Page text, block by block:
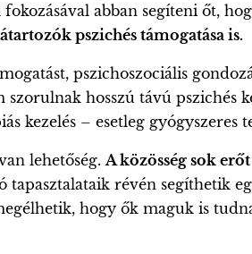
abban segíteni őt,
pszichés támogatása is.
pszichoszociális
hosszú távú pszichés
kezelés – esetleg gyógyszeres
lehetőség.A közösség sok
tapasztalataik révén segíthetik
hogy ők maguk is